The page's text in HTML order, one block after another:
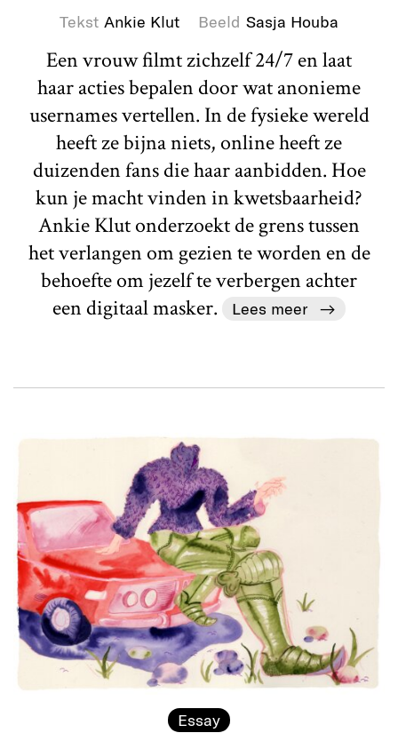
Tekst Ankie Klut Beeld Sasja Houba
Een vrouw filmt zichzelf 24/7 en laat
haar acties bepalen door wat anonieme
usernames vertellen. In de fysieke wereld
heeft ze bijna niets, online heeft ze
duizenden fans die haar aanbidden. Hoe
kun je macht vinden in kwetsbaarheid?
Ankie Klut onderzoekt de grens tussen
het verlangen om gezien te worden en de
behoefte om jezelf te verbergen achter
een digitaal masker.
Lees meer
Essay